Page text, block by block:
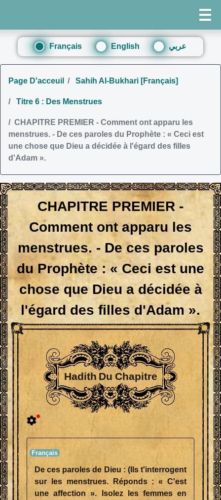
Français English عربي
Page D'acceuil Sahih Al-Bukhari [Français]
Titre 6 : Des Menstrues
CHAPITRE PREMIER - Comment ont apparu les
menstrues. - De ces paroles du Prophète : « Ceci est
une chose que Dieu a décidée à l'égard des filles
d'Adam ».
CHAPITRE PREMIER -
Comment ont apparu les
menstrues. - De ces paroles
du Prophète : « Ceci est une
chose que Dieu a décidée à
l'égard des filles d'Adam ».
Hadith Du Chapitre
De ces paroles de Dieu : (Ils t'interrogent
sur les menstrues. Réponds : « C'est
une affection ». Isolez les femmes en